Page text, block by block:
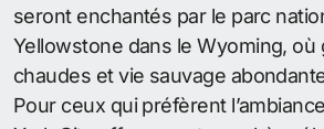
seront enchantés par le parc
Yellowstone dans le Wyoming,
chaudes et vie sauvage
Pour ceux qui préfèrent